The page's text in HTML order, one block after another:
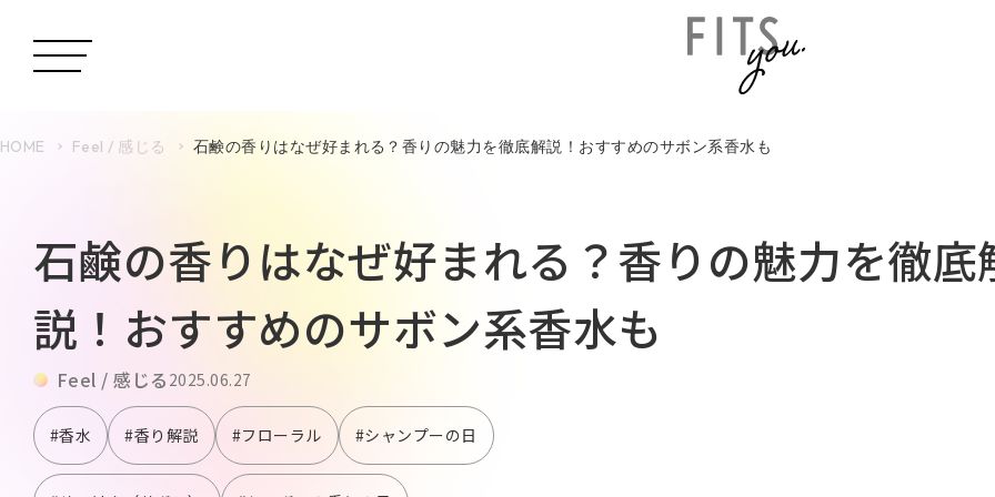
HOME Feel / 感じる 石鹸の香りはなぜ好まれる？香りの魅力を徹底解説！おすすめのサボン系香水も
石鹸の香りはなぜ好まれる？香りの魅力を徹底
説！おすすめのサボン系香水も
Feel / 感じる 2025.06.27
#香水 #香り解説 #フローラル #シャンプーの日